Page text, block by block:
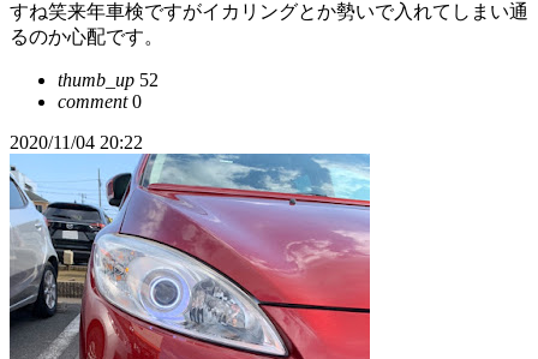
すね笑来年車検ですがイカリングとか勢いで入れてしまい通
るのか心配です。
thumb_up 52
comment0
2020/11/04 20:22